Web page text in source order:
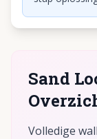
Sand
Volledige